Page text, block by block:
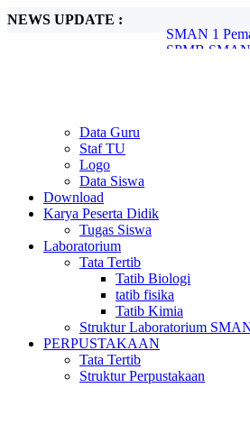
NEWS UPDATE :
SPMB
Olimpiade
Data Guru
Staf TU
Logo
Data Siswa
Download
Karya Peserta Didik
Tugas Siswa
Laboratorium
Tata Tertib
Tatib Biologi
tatib fisika
Tatib Kimia
Struktur Laboratorium
PERPUSTAKAAN
Tata Tertib
Struktur Perpustakaan